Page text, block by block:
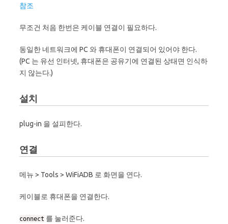
참조
무조건 처음 한번은 케이블 연결이 필요하다.
동일한 네트워크에 PC 와 휴대폰이 연결되어 있어야 한다.
(PC 는 유선 인터넷, 휴대폰은 공유기에 연결된 상태면 인식하
지 않는다.)
설치
plug-in 을 설피한다.
연결
메뉴 > Tools > WiFiADB 로 화면을 연다.
케이블로 휴대폰을 연결한다.
connect 를 눌러준다.